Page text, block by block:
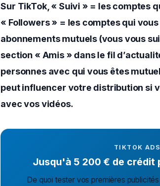
Sur TikTok, « Suivi » = les comptes
« Followers » = les comptes qui
abonnements mutuels (vous vous
section « Amis » dans le fil
personnes avec qui vous êtes
peut influencer votre distribution si
avec vos vidéos.
TIKTOK ADS
Jusqu'à 5 200 € de
De quoi tester vos premières